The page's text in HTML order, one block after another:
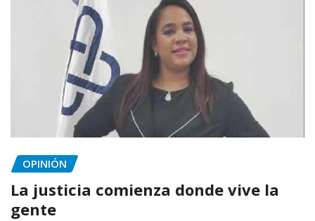
OPINIÓN
La justicia comienza donde vive la
gente